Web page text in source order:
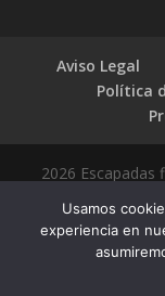
Aviso Legal
Política
2026 Escapadas
Usamos
experiencia en